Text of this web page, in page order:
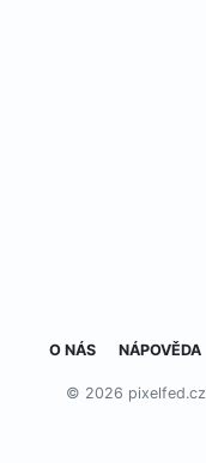
O NÁS NÁPOVĚDA
© 2026 pixelfed.cz